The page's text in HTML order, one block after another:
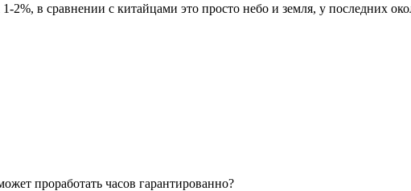
2%, в сравнении с китайцами это просто небо и земля, у последних
проработать часов гарантированно?